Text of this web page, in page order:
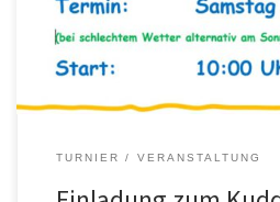
Petra Wilke Email: petra-
5561 6797 Oder tragt euch auf […]
TURNIER VERANSTALTUNG